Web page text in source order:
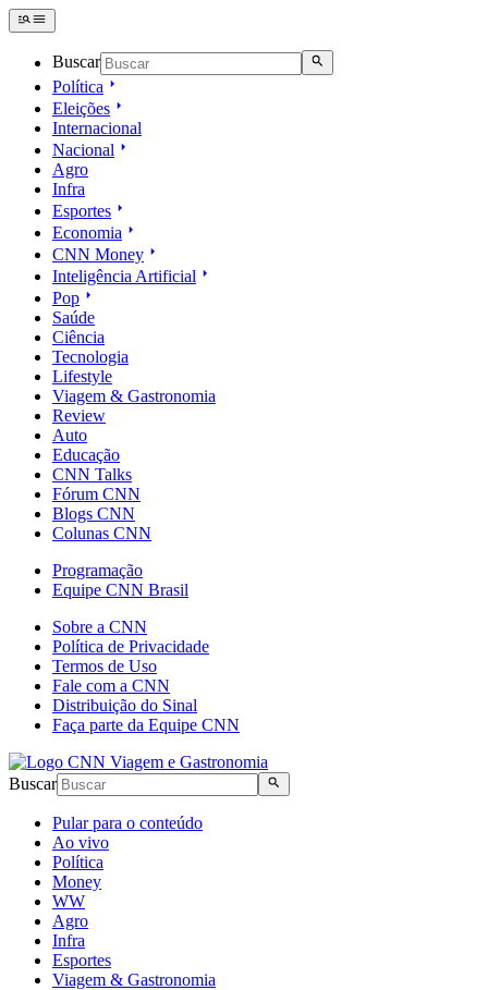
Buscar
Política
Eleições
Internacional
Nacional
Agro
Infra
Esportes
Economia
CNN Money
Inteligência Artificial
Pop
Saúde
Ciência
Tecnologia
Lifestyle
Viagem & Gastronomia
Review
Auto
Educação
CNN Talks
Fórum CNN
Blogs CNN
Colunas CNN
Programação
Equipe CNN Brasil
Sobre a CNN
Política de Privacidade
Termos de Uso
Fale com a CNN
Distribuição do Sinal
Faça parte da Equipe CNN
Buscar
Pular para o conteúdo
Ao vivo
Política
Money
WW
Agro
Infra
Esportes
Viagem & Gastronomia